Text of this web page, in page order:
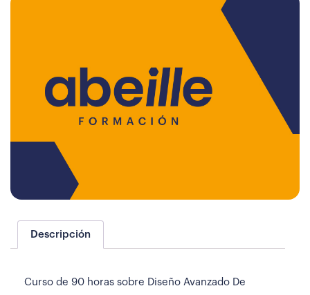
Descripción
Curso de 90 horas sobre Diseño Avanzado De